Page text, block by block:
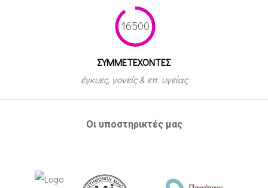
16500
ΣΥΜΜΕΤEΧΟΝΤΕΣ
έγκυες, γονείς & επ. υγείας
Οι υποστηρικτές μας